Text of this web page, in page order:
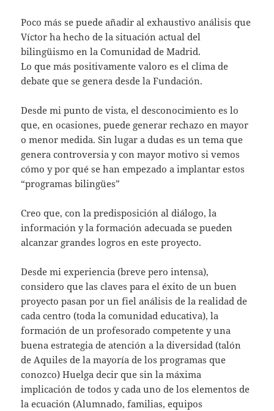
Poco más se puede añadir al exhaustivo análisis que
Víctor ha hecho de la situación actual del
bilingüismo en la Comunidad de Madrid.
Lo que más positivamente valoro es el clima de
debate que se genera desde la Fundación.
Desde mi punto de vista, el desconocimiento es lo
que, en ocasiones, puede generar rechazo en mayor
o menor medida. Sin lugar a dudas es un tema que
genera controversia y con mayor motivo si vemos
cómo y por qué se han empezado a implantar estos
“programas bilingües”
Creo que, con la predisposición al diálogo, la
información y la formación adecuada se pueden
alcanzar grandes logros en este proyecto.
Desde mi experiencia (breve pero intensa),
considero que las claves para el éxito de un buen
proyecto pasan por un fiel análisis de la realidad de
cada centro (toda la comunidad educativa), la
formación de un profesorado competente y una
buena estrategia de atención a la diversidad (talón
de Aquiles de la mayoría de los programas que
conozco) Huelga decir que sin la máxima
implicación de todos y cada uno de los elementos de
la ecuación (Alumnado, familias, equipos